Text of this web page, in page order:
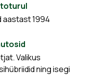
1994
Valikus
ning isegi